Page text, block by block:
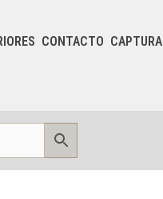
CONTACTO CAPTURA